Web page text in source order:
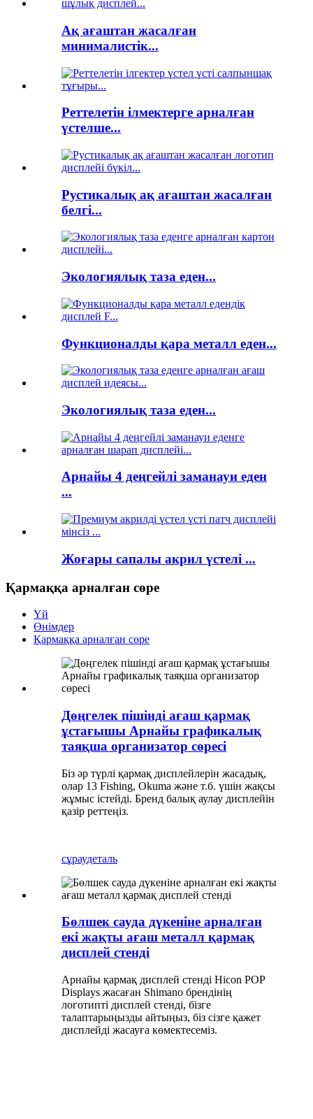
Ақ ағаштан жасалған
минималистік...
Реттелетін ілмектерге арналған
үстелше...
Рустикалық ақ ағаштан жасалған
белгі...
Экологиялық таза еден...
Функционалды қара металл еден...
Экологиялық таза еден...
Арнайы 4 деңгейлі заманауи еден
...
Жоғары сапалы акрил үстелі ...
Қармаққа арналған сөре
Үй
Өнімдер
Қармаққа арналған сөре
Дөңгелек пішінді ағаш қармақ
ұстағышы Арнайы графикалық
таяқша организатор сөресі
Біз әр түрлі қармақ дисплейлерін жасадық,
олар 13 Fishing, Okuma және т.б. үшін жақсы
жұмыс істейді. Бренд балық аулау дисплейін
қазір реттеңіз.
сұраудеталь
Бөлшек сауда дүкеніне арналған
екі жақты ағаш металл қармақ
дисплей стенді
Арнайы қармақ дисплей стенді Hicon POP
Displays жасаған Shimano брендінің
логотипті дисплей стенді, бізге
талаптарыңызды айтыңыз, біз сізге қажет
дисплейді жасауға көмектесеміз.